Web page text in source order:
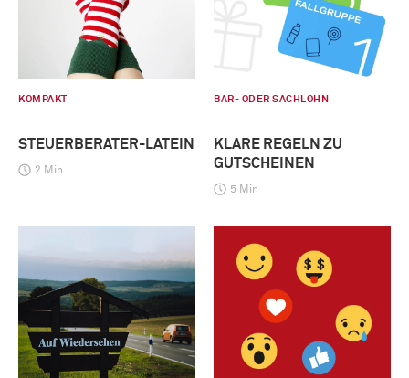
KOMPAKT
STEUERBERATER-LATEIN
2 Min
BAR- ODER SACHLOHN
KLARE REGELN ZU
GUTSCHEINEN
5 Min